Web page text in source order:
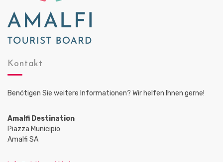
Kontakt
Benötigen Sie weitere Informationen? Wir helfen Ihnen gerne!
Amalfi Destination
Piazza Municipio
Amalfi SA